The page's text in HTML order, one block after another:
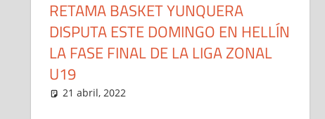
RETAMA BASKET YUNQUERA
DISPUTA ESTE DOMINGO EN HELLÍN
LA FASE FINAL DE LA LIGA ZONAL
U19
21 abril, 2022